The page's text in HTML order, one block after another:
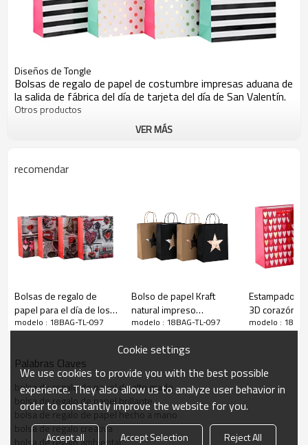
Diseños de Tongle
Bolsas de regalo de papel de costumbre impresas aduana de
la salida de fábrica del día de tarjeta del día de San Valentín.
Otros productos
Bolsos de regalo de niña
VER MÁS
recomendar
Bolsas de regalo de
papel para el día de los
enamorados de hearfelt
modelo : 18BAG-TL-097
Bolso de papel Kraft
natural impreso
reciclado personalizado
embalaje de la llave
modelo : 18BAG-TL-097
Estampado
3D corazón
color rojo
modelo :
Palabras Claves
bolsa de regalo de papel de alto grado
bolsa de regalo de papel brillante
bolsa de regalo de papel hecho a mano
bolsa de regalo creativa
bolsa de regalo ambiental
Cookie settings
We use cookies to provide you with the best possible
experience. They also allow us to analyze user behavior in
order to constantly improve the website for you.
Accept all Accept Selection Reject All